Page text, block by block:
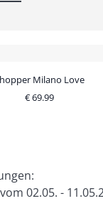
Milano Love
€69.99
02.05. -